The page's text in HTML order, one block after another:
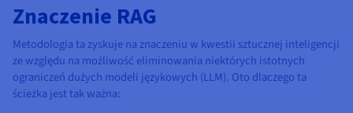
Znaczenie RAG
Metodologia ta zyskuje na znaczeniu w kwestii sztucznej inteligencji
ze względu na możliwość eliminowania niektórych istotnych
ograniczeń dużych modeli językowych (LLM). Oto dlaczego ta
ścieżka jest tak ważna: